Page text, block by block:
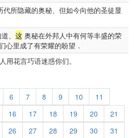
代所隐藏的奥秘、但如今向他的圣徒显
、 这 奥秘在外邦人中有何等丰盛的荣
心里成了有荣耀的盼望．
用花言巧语迷惑你们。
6 7 8 9 10
11
16 17 18 19 20
21
26 27 28 29 30
31